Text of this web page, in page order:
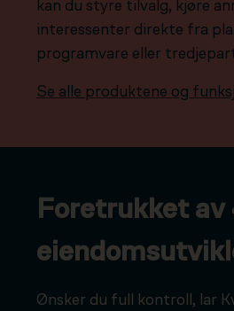
kan du styre tilvalg, kjøre
interessenter direkte fra
programvare eller
Se alle produktene og
Foretrukket
Ønsker du full kontroll, lar